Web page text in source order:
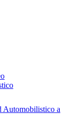
Automobilistico a